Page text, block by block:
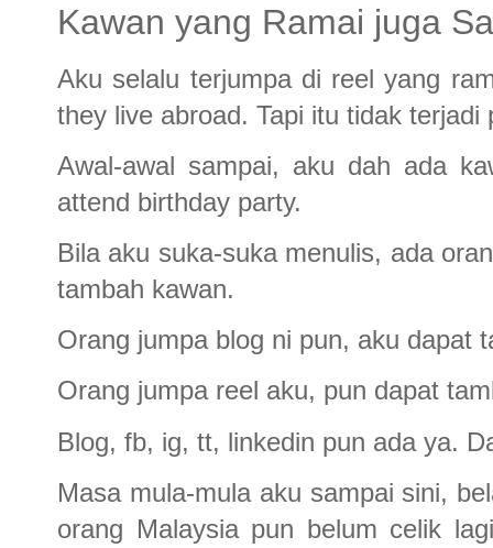
Kawan yang Ramai juga
Aku selalu terjumpa di reel yang
they live abroad. Tapi itu tidak terjadi
Awal-awal sampai, aku dah ada
attend birthday party.
Bila aku suka-suka menulis, ada
tambah kawan.
Orang jumpa blog ni pun, aku dapat
Orang jumpa reel aku, pun dapat
Blog, fb, ig, tt, linkedin pun ada ya.
Masa mula-mula aku sampai sini,
orang Malaysia pun belum celik